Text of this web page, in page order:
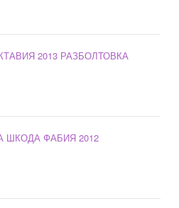
2013 РАЗБОЛТОВКА
ШКОДА ФАБИЯ 2012